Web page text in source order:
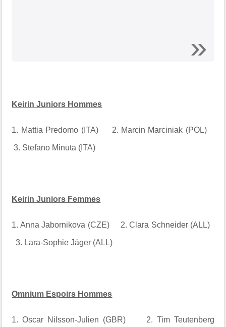
Keirin Juniors Hommes
1. Mattia Predomo (ITA) 2. Marcin Marciniak (POL)
3. Stefano Minuta (ITA)
Keirin Juniors Femmes
1. Anna Jabornikova (CZE) 2. Clara Schneider (ALL)
3. Lara-Sophie Jäger (ALL)
Omnium Espoirs Hommes
1. Oscar Nilsson-Julien (GBR) 2. Tim Teutenberg